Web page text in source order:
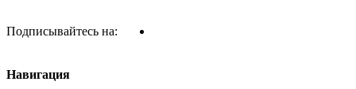
Подписывайтесь на:
Навигация